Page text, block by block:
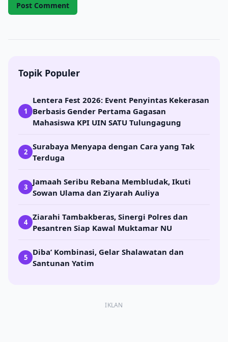
Topik Populer
1
Lentera Fest 2026: Event Penyintas Kekerasan
Berbasis Gender Pertama Gagasan
Mahasiswa KPI UIN SATU Tulungagung
2
Surabaya Menyapa dengan Cara yang Tak
Terduga
3
Jamaah Seribu Rebana Membludak, Ikuti
Sowan Ulama dan Ziyarah Auliya
4
Ziarahi Tambakberas, Sinergi Polres dan
Pesantren Siap Kawal Muktamar NU
5
Diba’ Kombinasi, Gelar Shalawatan dan
Santunan Yatim
IKLAN